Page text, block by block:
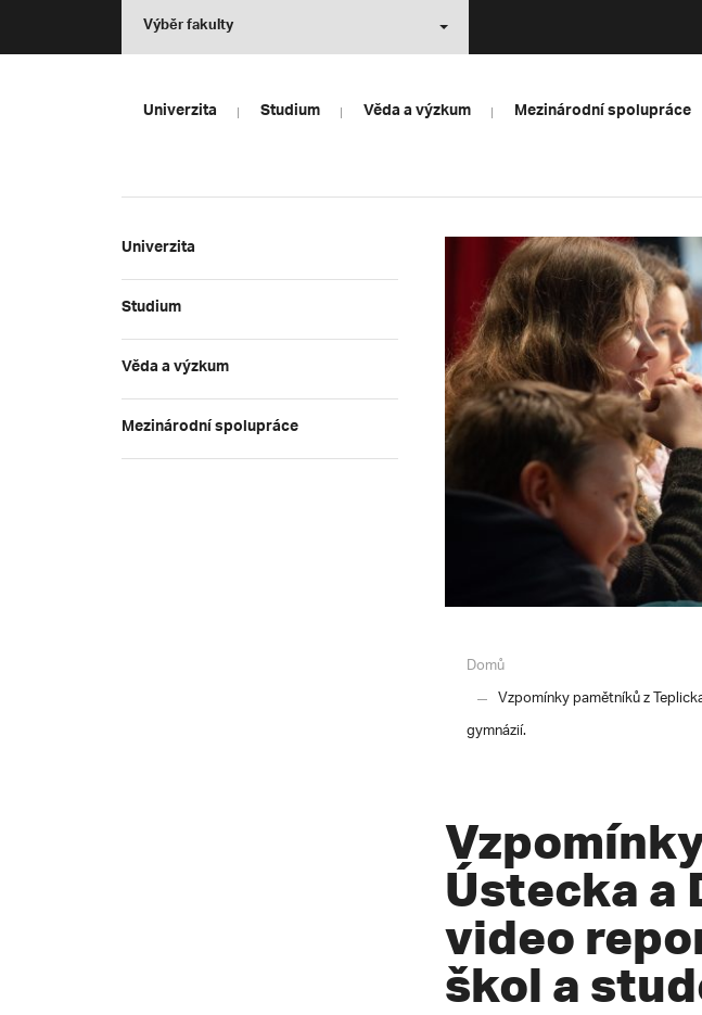
Výběr fakulty
Univerzita Studium Věda a výzkum Mezinárodní spolupráce
Univerzita
Studium
Věda a výzkum
Mezinárodní spolupráce
Domů
Vzpomínky pamětníků z
gymnázií.
Ústecka a
video
škol a